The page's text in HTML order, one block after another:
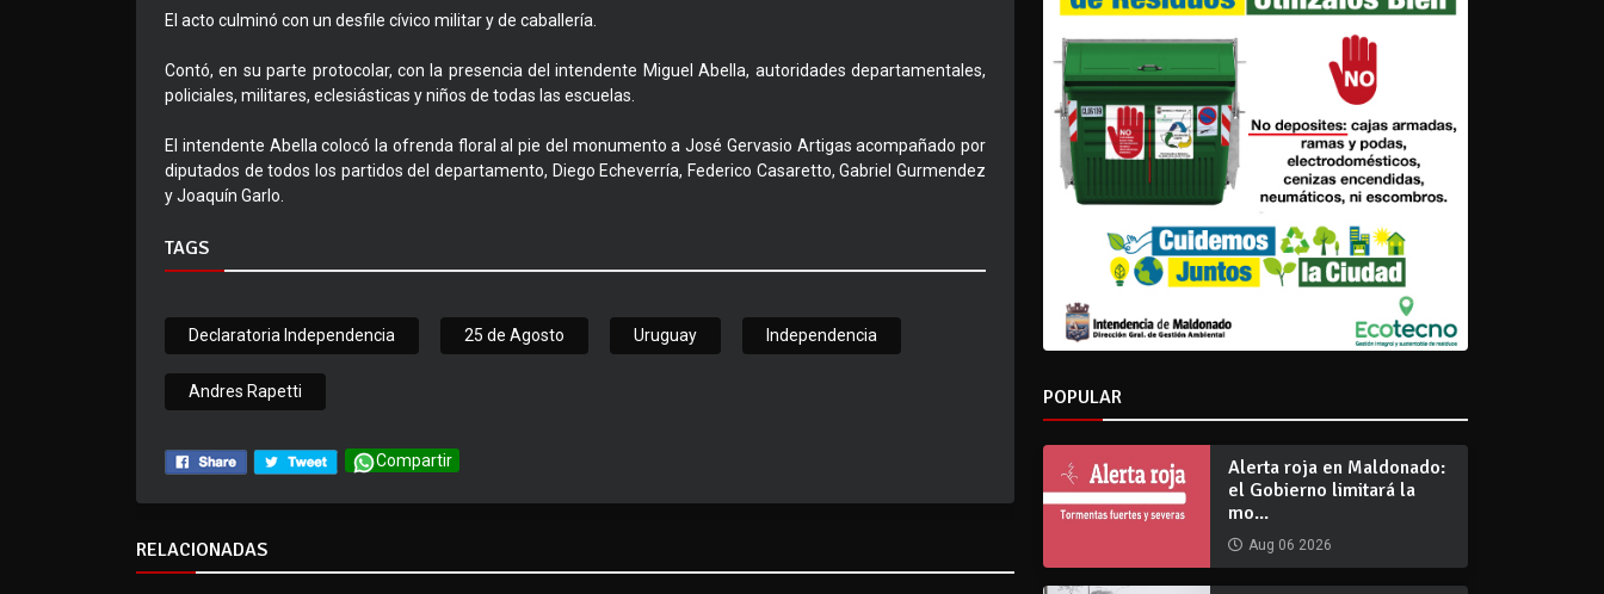
El acto culminó con un desfile cívico militar y de caballería.
Contó, en su parte protocolar, con la presencia del intendente Miguel Abella, autoridades departamentales,
policiales, militares, eclesiásticas y niños de todas las escuelas.
El intendente Abella colocó la ofrenda floral al pie del monumento a José Gervasio Artigas acompañado por
diputados de todos los partidos del departamento, Diego Echeverría, Federico Casaretto, Gabriel Gurmendez
y Joaquín Garlo.
TAGS
Declaratoria Independencia 25 de Agosto Uruguay Independencia
Andres Rapetti
Compartir
RELACIONADAS
POPULAR
Alerta roja en Maldonado:
el Gobierno limitará la
mo...
Aug 06 2026